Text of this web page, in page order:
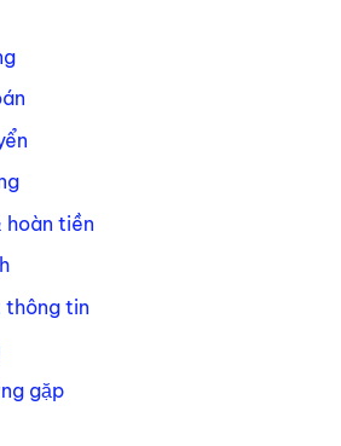
hoàn tiền
thông tin
gặp